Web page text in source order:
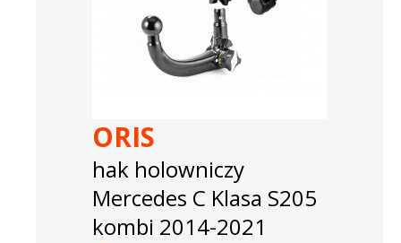
ORIS
hak holowniczy
Mercedes C Klasa S205
kombi 2014-2021